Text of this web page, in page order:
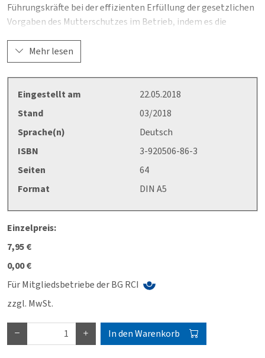
Führungskräfte bei der effizienten Erfüllung der gesetzlichen
Vorgaben des Mutterschutzes im Betrieb, indem es die
Vorgaben zum Schutz der Gesundheit der Frau und ihres
Kindes vor und während der Schwangerschaft, nach der
Entbindung und in der Stillzeit zusammenstellt, auf eine
Weiterbeschäftigung der Frau hinwirkt und Diskriminierungen
in dem die wesentlichen Regelungen zum Mutterschutz
eingearbeitet wurden und die zügige Durchführung der
Gefährdungsbeurteilung und Festlegung geeigneter
Mehr lesen
Eingestellt am
22.05.2018
Stand
03/2018
Sprache(n)
Deutsch
ISBN
3-920506-86-3
Seiten
64
Format
DIN A5
Einzelpreis:
7,95 €
0,00 €
Für Mitgliedsbetriebe der BG RCI
zzgl. MwSt.
In den Warenkorb